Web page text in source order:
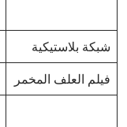
شبكة بلاستيكية
فيلم العلف المخمر